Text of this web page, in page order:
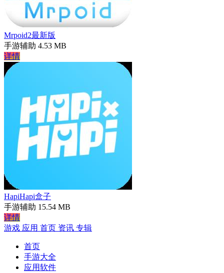
Mrpoid2最新版
手游辅助 4.53 MB
详情
HapiHapi盒子
手游辅助 15.54 MB
详情
游戏 应用 首页 资讯 专辑
首页
手游大全
应用软件